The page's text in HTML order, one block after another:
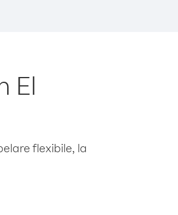
El
flexibile, la